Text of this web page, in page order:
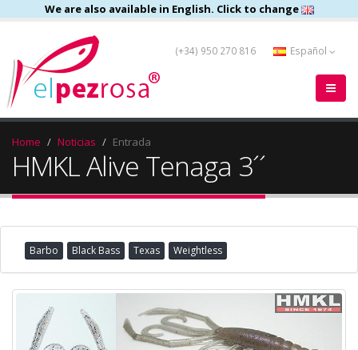
We are also available in English. Click to change
(+34) 950 270 816 Español
Home Noticias Entrada
HMKL Alive Tenaga 3´´
Barbo Black Bass Texas Weightless